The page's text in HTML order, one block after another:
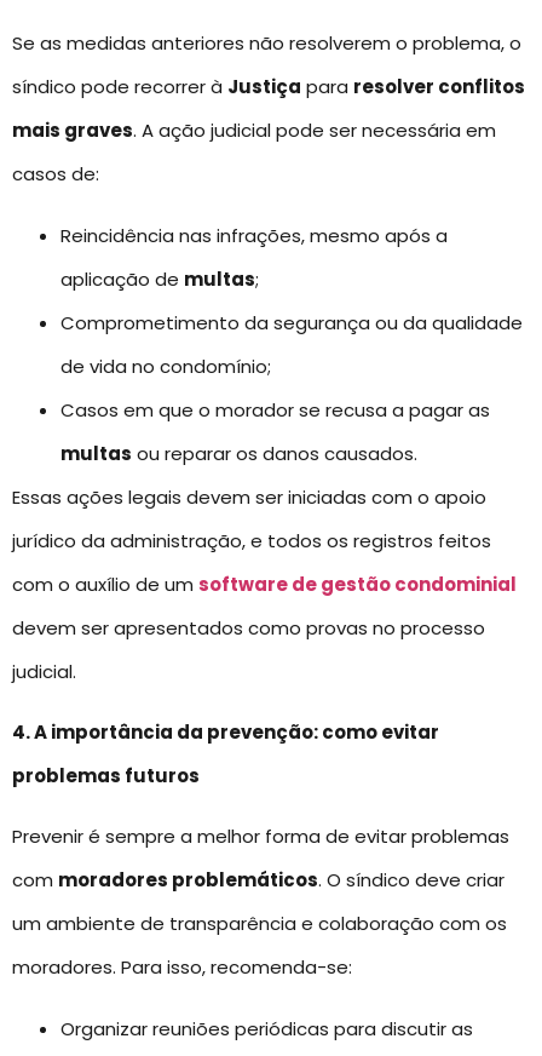
Se as medidas anteriores não resolverem o problema, o
síndico pode recorrer à Justiça para resolver conflitos
mais graves. A ação judicial pode ser necessária em
casos de:
Reincidência nas infrações, mesmo após a
aplicação de multas;
Comprometimento da segurança ou da qualidade
de vida no condomínio;
Casos em que o morador se recusa a pagar as
multas ou reparar os danos causados.
Essas ações legais devem ser iniciadas com o apoio
jurídico da administração, e todos os registros feitos
com o auxílio de um software de gestão condominial
devem ser apresentados como provas no processo
judicial.
4. A importância da prevenção: como evitar
problemas futuros
Prevenir é sempre a melhor forma de evitar problemas
com moradores problemáticos. O síndico deve criar
um ambiente de transparência e colaboração com os
moradores. Para isso, recomenda-se:
Organizar reuniões periódicas para discutir as